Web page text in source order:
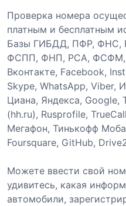
Проверка номера
платным и бесплатным
Базы ГИБДД, ПФР, ФНС,
ФСПП, ФНП, РСА, ФСФМ,
Вконтакте, Facebook,
Skype, WhatsApp, Viber,
Циана, Яндекса, Google,
(hh.ru), Rusprofile,
Мегафон, Тинькофф
Foursquare, GitHub,
Можете ввести свой
удивитесь, какая
автомобили,